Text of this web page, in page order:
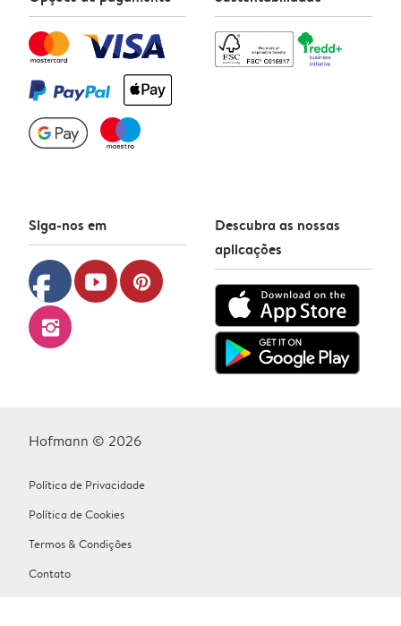
Siga-nos em
facebook youtube pinterest
instagram
Descubra as nossas
aplicações
Hofmann © 2026
Política de Privacidade
Política de Cookies
Termos & Condições
Contato